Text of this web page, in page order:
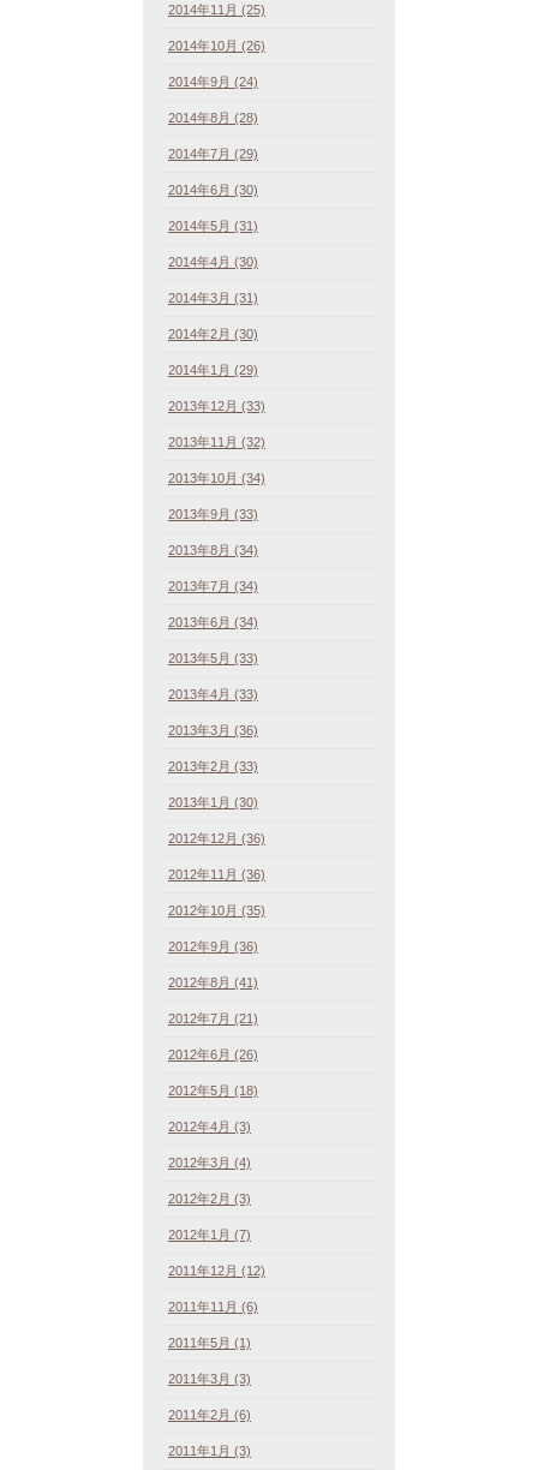
2014年11月 (25)
2014年10月 (26)
2014年9月 (24)
2014年8月 (28)
2014年7月 (29)
2014年6月 (30)
2014年5月 (31)
2014年4月 (30)
2014年3月 (31)
2014年2月 (30)
2014年1月 (29)
2013年12月 (33)
2013年11月 (32)
2013年10月 (34)
2013年9月 (33)
2013年8月 (34)
2013年7月 (34)
2013年6月 (34)
2013年5月 (33)
2013年4月 (33)
2013年3月 (36)
2013年2月 (33)
2013年1月 (30)
2012年12月 (36)
2012年11月 (36)
2012年10月 (35)
2012年9月 (36)
2012年8月 (41)
2012年7月 (21)
2012年6月 (26)
2012年5月 (18)
2012年4月 (3)
2012年3月 (4)
2012年2月 (3)
2012年1月 (7)
2011年12月 (12)
2011年11月 (6)
2011年5月 (1)
2011年3月 (3)
2011年2月 (6)
2011年1月 (3)